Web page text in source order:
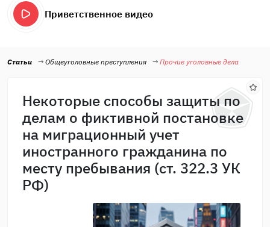
Приветственное видео
Статьи Общеуголовные преступления Прочие уголовные дела
Некоторые способы защиты по
делам о фиктивной постановке
на миграционный учет
иностранного гражданина по
месту пребывания (ст. 322.3 УК
РФ)